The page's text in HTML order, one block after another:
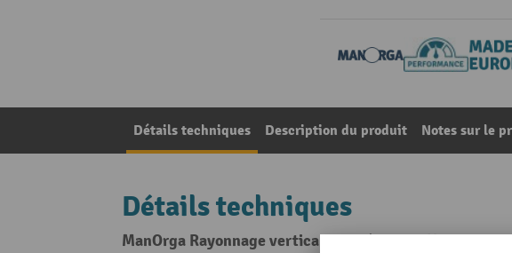
Détails techniques Description du produit Notes sur le
Détails techniques
ManOrga Rayonnage vertical, bilatéral, TB, H x l x P 2